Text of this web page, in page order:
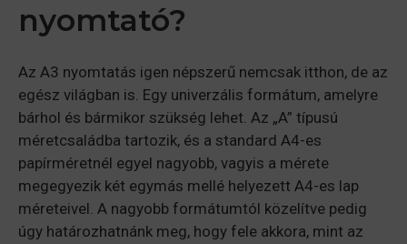
nyomtató?
Az A3 nyomtatás igen népszerű nemcsak itthon, de az
egész világban is. Egy univerzális formátum, amelyre
bárhol és bármikor szükség lehet. Az „A” típusú
méretcsaládba tartozik, és a standard A4-es
papírméretnél egyel nagyobb, vagyis a mérete
megegyezik két egymás mellé helyezett A4-es lap
méreteivel. A nagyobb formátumtól közelítve pedig
úgy határozhatnánk meg, hogy fele akkora, mint az